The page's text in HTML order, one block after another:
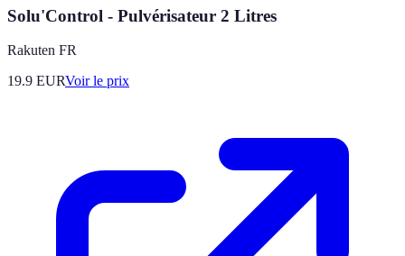
Solu'Control - Pulvérisateur 2 Litres
Rakuten FR
19.9 EURVoir le prix